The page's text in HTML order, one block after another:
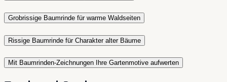
Grobrissige Baumrinde für warme Waldseiten
Rissige Baumrinde für Charakter alter Bäume
Mit Baumrinden-Zeichnungen Ihre Gartenmotive aufwerten